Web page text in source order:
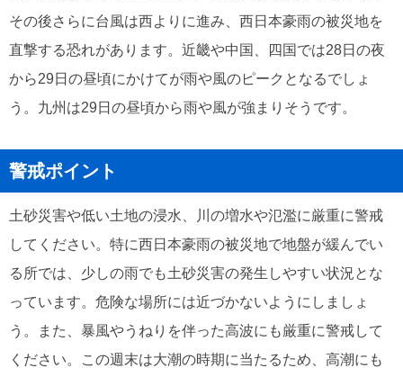
その後さらに台風は西よりに進み、西日本豪雨の被災地を
直撃する恐れがあります。近畿や中国、四国では28日の夜
から29日の昼頃にかけてが雨や風のピークとなるでしょ
う。九州は29日の昼頃から雨や風が強まりそうです。
警戒ポイント
土砂災害や低い土地の浸水、川の増水や氾濫に厳重に警戒
してください。特に西日本豪雨の被災地で地盤が緩んでい
る所では、少しの雨でも土砂災害の発生しやすい状況とな
っています。危険な場所には近づかないようにしましょ
う。また、暴風やうねりを伴った高波にも厳重に警戒して
ください。この週末は大潮の時期に当たるため、高潮にも